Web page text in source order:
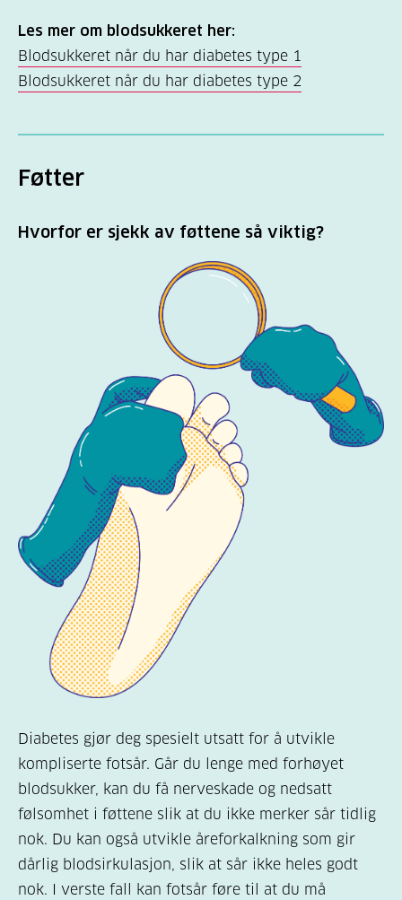
Les mer om blodsukkeret her:
Blodsukkeret når du har diabetes type 1
Blodsukkeret når du har diabetes type 2
Føtter
Hvorfor er sjekk av føttene så viktig?
Diabetes gjør deg spesielt utsatt for å utvikle
kompliserte fotsår. Går du lenge med forhøyet
blodsukker, kan du få nerveskade og nedsatt
følsomhet i føttene slik at du ikke merker sår tidlig
nok. Du kan også utvikle åreforkalkning som gir
dårlig blodsirkulasjon, slik at sår ikke heles godt
nok. I verste fall kan fotsår føre til at du må